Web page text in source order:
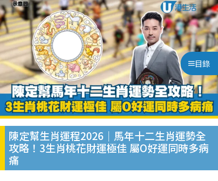
目錄
陳定幫生肖運程2026｜馬年十二生肖運勢全
攻略！3生肖桃花財運極佳 屬O好運同時多病
痛